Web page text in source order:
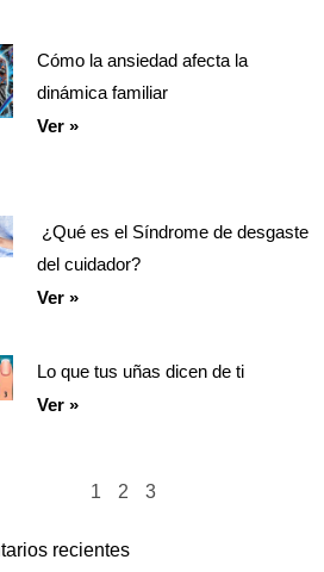
Cómo la ansiedad afecta la
dinámica familiar
Ver »
¿Qué es el Síndrome de desgaste
del cuidador?
Ver »
Lo que tus uñas dicen de ti
Ver »
1 2 3
recientes